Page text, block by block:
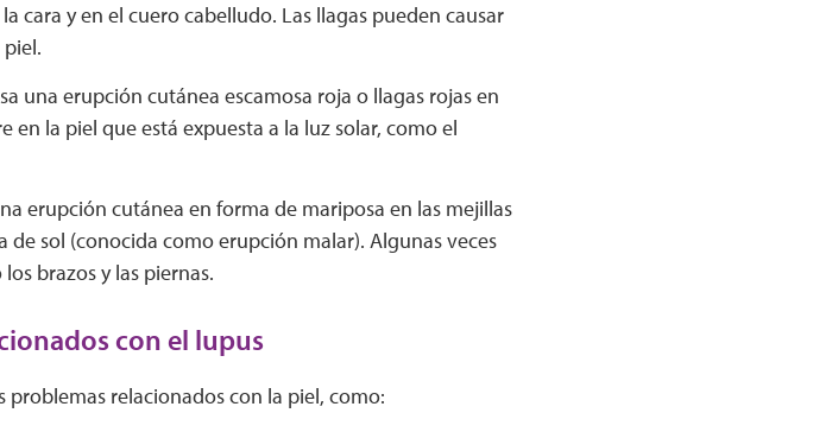
cara y en el cuero cabelludo. Las llagas pueden causar
una erupción cutánea escamosa roja o llagas rojas en
en la piel que está expuesta a la luz solar, como el
erupción cutánea en forma de mariposa en las mejillas
sol (conocida como erupción malar). Algunas veces
brazos y las piernas.
con el lupus
relacionados con la piel, como: